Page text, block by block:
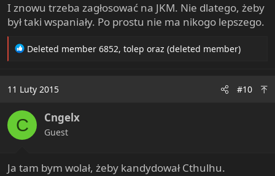
I znowu trzeba zagłosować na JKM. Nie dlatego, żeby
był taki wspaniały. Po prostu nie ma nikogo lepszego.
R
t
o
n
s
Deleted member 6852, tolep oraz (deleted member)
11 Luty 2015 #10
C Cngelx
Guest
Ja tam bym wolał, żeby kandydował Cthulhu.